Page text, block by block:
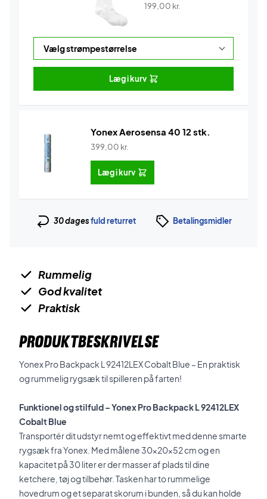
199,00 kr.
Læg i kurv
Yonex Aerosensa 40 12 stk.
399,00 kr.
Læg i kurv
30 dagesfuld returret Betalingsmidler
Rummelig
God kvalitet
Praktisk
PRODUKTBESKRIVELSE
Yonex Pro Backpack L 92412LEX Cobalt Blue – En praktisk
og rummelig rygsæk til spilleren på farten!
Funktionel og stilfuld – Yonex Pro Backpack L 92412LEX
Cobalt Blue
Transportér dit udstyr nemt og effektivt med denne smarte
rygsæk fra Yonex. Med målene 30x20x52 cm og en
kapacitet på 30 liter er der masser af plads til dine
ketchere, tøj og tilbehør. Tasken har to rummelige
hovedrum og et separat skorum i bunden, så du kan holde